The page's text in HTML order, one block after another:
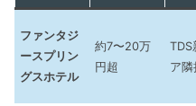
ファンタジ
ースプリン
グスホテル
約7〜20万
円超
TDS
ア隣